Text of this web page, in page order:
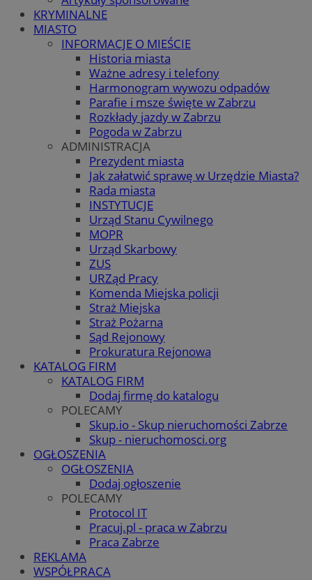
KRYMINALNE
MIASTO
INFORMACJE O MIEŚCIE
Historia miasta
Ważne adresy i telefony
Harmonogram wywozu odpadów
Parafie i msze święte w Zabrzu
Rozkłady jazdy w Zabrzu
Pogoda w Zabrzu
ADMINISTRACJA
Prezydent miasta
Jak załatwić sprawę w Urzędzie Miasta?
Rada miasta
INSTYTUCJE
Urząd Stanu Cywilnego
MOPR
Urząd Skarbowy
ZUS
URZąd Pracy
Komenda Miejska policji
Straż Miejska
Straż Pożarna
Sąd Rejonowy
Prokuratura Rejonowa
KATALOG FIRM
KATALOG FIRM
Dodaj firmę do katalogu
POLECAMY
Skup.io - Skup nieruchomości Zabrze
Skup - nieruchomosci.org
OGŁOSZENIA
OGŁOSZENIA
Dodaj ogłoszenie
POLECAMY
Protocol IT
Pracuj.pl - praca w Zabrzu
Praca Zabrze
REKLAMA
WSPÓŁPRACA